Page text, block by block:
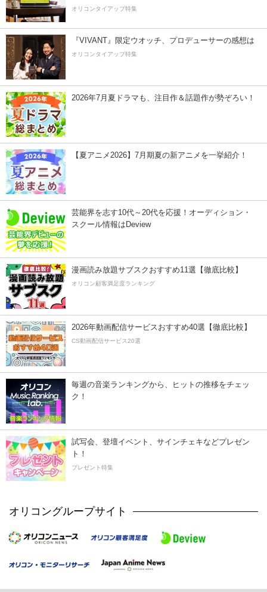
オリコンタイアップ特集
『VIVANT』限定ウオッチ、プロデューサーの感想は
オリコンタイアップ特集
2026年7月夏ドラマも、注目作＆話題作が勢ぞろい！
【夏アニメ2026】7月期夏の新アニメを一挙紹介！
芸能界を志す10代～20代を応援！オーディション・
スクール情報はDeview
漫画読み放題サブスクおすすめ11選【徹底比較】
オリコン顧客満足度ランキング
2026年動画配信サービスおすすめ40選【徹底比較】
CS動画配信サービス20選
毎週の音楽ランキングから、ヒットの推移をチェッ
ク！
試写会、登壇イベント、サインチェキなどプレゼン
ト！
プレゼント特集
オリコングループサイト